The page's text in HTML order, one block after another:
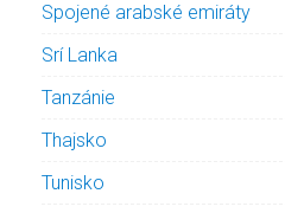
Spojené arabské emiráty
Srí Lanka
Tanzánie
Thajsko
Tunisko